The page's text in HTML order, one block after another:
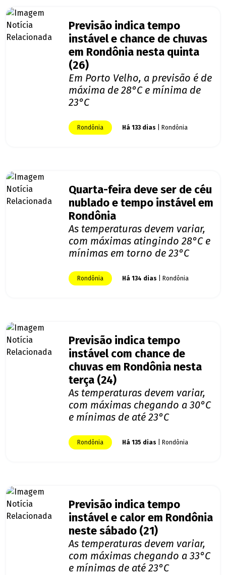
Previsão indica tempo
instável e chance de chuvas
em Rondônia nesta quinta
(26)
Em Porto Velho, a previsão é de
máxima de 28°C e mínima de
23°C
Rondônia Há 133 dias | Rondônia
Quarta-feira deve ser de céu
nublado e tempo instável em
Rondônia
As temperaturas devem variar,
com máximas atingindo 28°C e
mínimas em torno de 23°C
Rondônia Há 134 dias | Rondônia
Previsão indica tempo
instável com chance de
chuvas em Rondônia nesta
terça (24)
As temperaturas devem variar,
com máximas chegando a 30°C
e mínimas de até 23°C
Rondônia Há 135 dias | Rondônia
Previsão indica tempo
instável e calor em Rondônia
neste sábado (21)
As temperaturas devem variar,
com máximas chegando a 33°C
e mínimas de até 23°C